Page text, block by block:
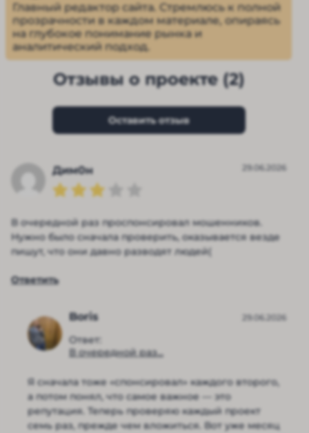
Главный редактор сайта. Стремлюсь к полной
прозрачности в каждом материале, опираясь
на глубокое понимание рынка и
аналитический подход.
Отзывы о проекте (2)
Оставить отзыв
Дим0н 29.06.2026
В очередной раз проспонсировал мошенников.
Нужно было сначала проверить, оказывается везде
пишут, что они давно разводят людей(
Ответить
Boris
Ответ:
В очередной раз...
29.06.2026
Я сначала тоже «спонсировал» каждого второго,
а потом понял, что самое важное — это
репутация. Теперь проверяю каждый проект
семь раз, прежде чем вложиться. Вот уже месяц